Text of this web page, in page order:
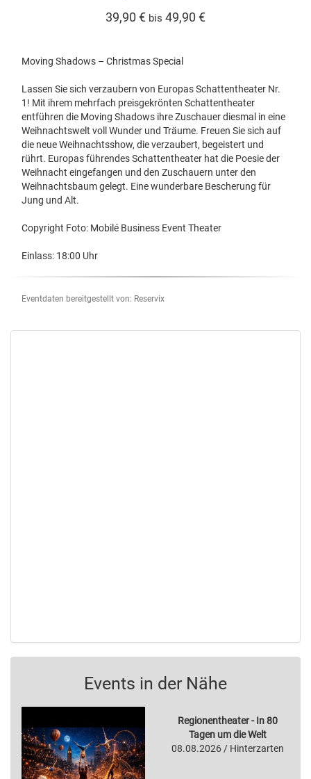
39,90 € bis 49,90 €
Moving Shadows – Christmas Special
Lassen Sie sich verzaubern von Europas Schattentheater Nr.
1! Mit ihrem mehrfach preisgekrönten Schattentheater
entführen die Moving Shadows ihre Zuschauer diesmal in eine
Weihnachtswelt voll Wunder und Träume. Freuen Sie sich auf
die neue Weihnachtsshow, die verzaubert, begeistert und
rührt. Europas führendes Schattentheater hat die Poesie der
Weihnacht eingefangen und den Zuschauern unter den
Weihnachtsbaum gelegt. Eine wunderbare Bescherung für
Jung und Alt.
Copyright Foto: Mobilé Business Event Theater
Einlass: 18:00 Uhr
Eventdaten bereitgestellt von: Reservix
Events in der Nähe
Regionentheater - In 80
Tagen um die Welt
08.08.2026 / Hinterzarten